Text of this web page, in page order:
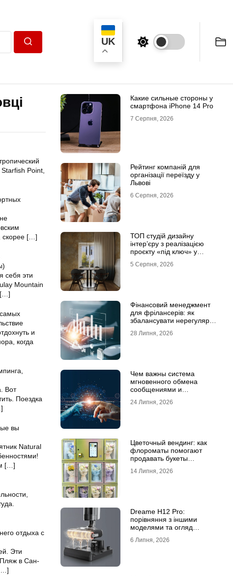
UK
Point,
[…]
себя эти
Mountain
[…]
и
когда
Вот
Поездка
вы
Natural
[…]
отдыха с
Эти
Пляж в Сан-
Какие сильные стороны у
смартфона iPhone 14 Pro
7 Серпня, 2026
Рейтинг компаній для
організації переїзду у
Львові
6 Серпня, 2026
ТОП студій дизайну
інтер’єру з реалізацією
проєкту «під ключ» у
5 Серпня, 2026
Фінансовий менеджмент
для фрілансерів: як
збалансувати нерегулярні
28 Липня, 2026
Чем важны система
мгновенного обмена
сообщениями и
информации для бизнеса
24 Липня, 2026
Цветочный вендинг: как
флороматы помогают
продавать букеты
14 Липня, 2026
Dreame H12 Pro:
порівняння з іншими
моделями та огляд
6 Липня, 2026